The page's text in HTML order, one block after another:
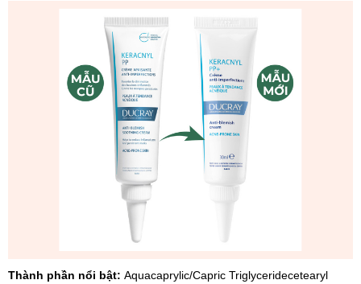
Thành phần nổi bật: Aquacaprylic/Capric Triglyceridecetearyl